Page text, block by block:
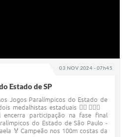
03 NOV 2024 - 07h45
Estado de SP
Jogos Paralímpicos do Estado de
medalhistas estaduais 🏊‍♀️🏊🏾‍♂️
encerra participação na fase final
do Estado de São Paulo -
🏅Campeão nos 100m costas da